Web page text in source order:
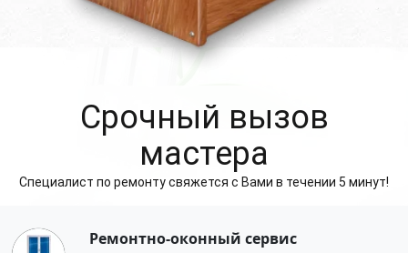
Cрочный вызов
мастера
Специалист по ремонту свяжется с Вами в течении 5 минут!
Ремонтно-оконный сервис